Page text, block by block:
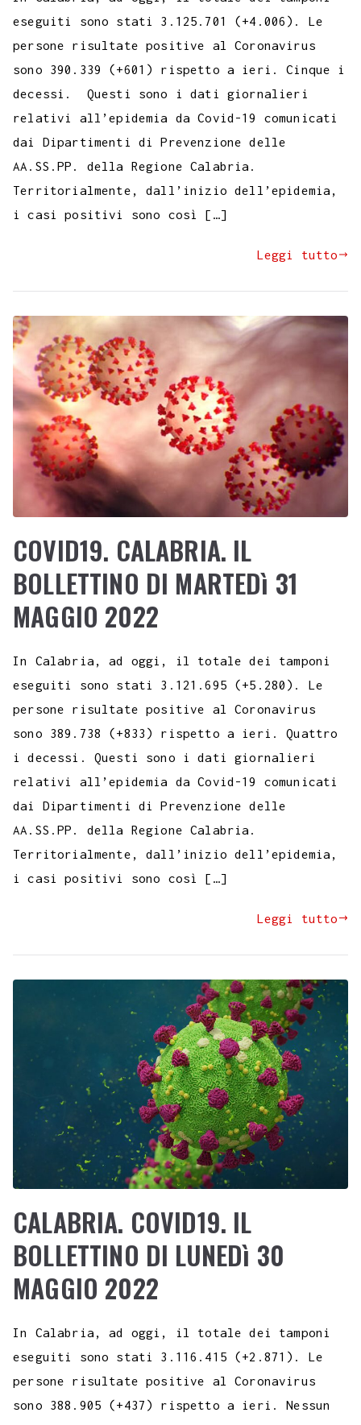
eseguiti sono stati 3.125.701 (+4.006). Le
persone risultate positive al Coronavirus
sono 390.339 (+601) rispetto a ieri. Cinque i
decessi. Questi sono i dati giornalieri
relativi all’epidemia da Covid-19 comunicati
dai Dipartimenti di Prevenzione delle
AA.SS.PP. della Regione Calabria.
Territorialmente, dall’inizio dell’epidemia,
i casi positivi sono così […]
Leggi tutto
COVID19. CALABRIA. IL
BOLLETTINO DI MARTEDì 31
MAGGIO 2022
In Calabria, ad oggi, il totale dei tamponi
eseguiti sono stati 3.121.695 (+5.280). Le
persone risultate positive al Coronavirus
sono 389.738 (+833) rispetto a ieri. Quattro
i decessi. Questi sono i dati giornalieri
relativi all’epidemia da Covid-19 comunicati
dai Dipartimenti di Prevenzione delle
AA.SS.PP. della Regione Calabria.
Territorialmente, dall’inizio dell’epidemia,
i casi positivi sono così […]
Leggi tutto
CALABRIA. COVID19. IL
BOLLETTINO DI LUNEDì 30
MAGGIO 2022
In Calabria, ad oggi, il totale dei tamponi
eseguiti sono stati 3.116.415 (+2.871). Le
persone risultate positive al Coronavirus
sono 388.905 (+437) rispetto a ieri. Nessun